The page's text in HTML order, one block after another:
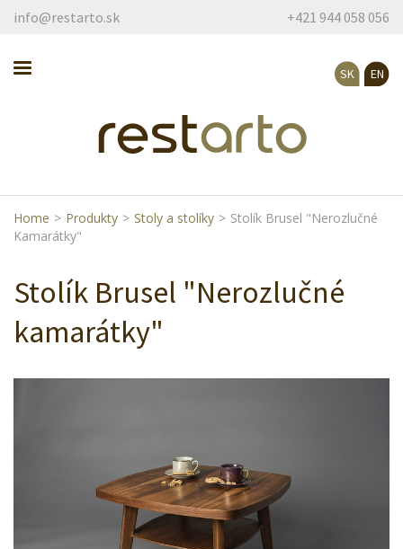
info@restarto.sk +421 944 058 056
SK EN
Home > Produkty > Stoly a stolíky > Stolík Brusel "Nerozlučné
Kamarátky"
Stolík Brusel "Nerozlučné
kamarátky"